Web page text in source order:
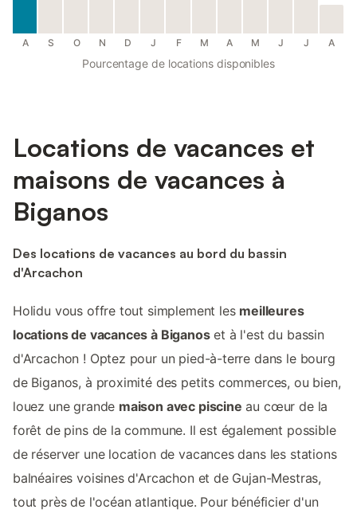
A S O N D J F M A M J J A
Pourcentage de locations disponibles
Locations de vacances et
maisons de vacances à
Biganos
Des locations de vacances au bord du bassin
d'Arcachon
Holidu vous offre tout simplement les meilleures
locations de vacances à Biganoset à l'est du bassin
d'Arcachon ! Optez pour un pied-à-terre dans le bourg
de Biganos, à proximité des petits commerces, ou bien,
louez une grande maison avec piscine au cœur de la
forêt de pins de la commune. Il est également possible
de réserver une location de vacances dans les stations
balnéaires voisines d'Arcachon et de Gujan-Mestras,
tout près de l'océan atlantique. Pour bénéficier d'un